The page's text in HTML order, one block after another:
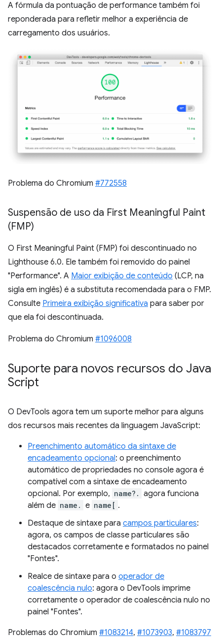
A fórmula da pontuação de performance também foi
reponderada para refletir melhor a experiência de
carregamento dos usuários.
Problema do Chromium #772558
Suspensão de uso da First Meaningful Paint
(FMP)
O First Meaningful Paint (FMP) foi descontinuado no
Lighthouse 6.0. Ele também foi removido do painel
"Performance". A Maior exibição de conteúdo (LCP, na
sigla em inglês) é a substituta recomendada para o FMP.
Consulte Primeira exibição significativa para saber por
que ela foi descontinuada.
Problema do Chromium #1096008
Suporte para novos recursos do Java
Script
O DevTools agora tem um suporte melhor para alguns
dos recursos mais recentes da linguagem JavaScript:
Preenchimento automático da sintaxe de
encadeamento opcional: o preenchimento
automático de propriedades no console agora é
compatível com a sintaxe de encadeamento
opcional. Por exemplo, name?. agora funciona
além de name. e name[ .
Destaque de sintaxe para campos particulares:
agora, os campos de classe particulares são
destacados corretamente e formatados no painel
"Fontes".
Realce de sintaxe para o operador de
coalescência nulo: agora o DevTools imprime
corretamente o operador de coalescência nulo no
painel "Fontes".
Problemas do Chromium #1083214, #1073903, #1083797